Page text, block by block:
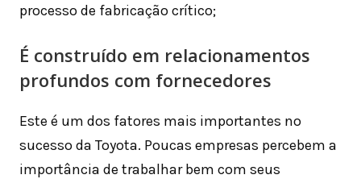
processo de fabricação crítico;
É construído em relacionamentos
profundos com fornecedores
Este é um dos fatores mais importantes no
sucesso da Toyota. Poucas empresas percebem a
importância de trabalhar bem com seus